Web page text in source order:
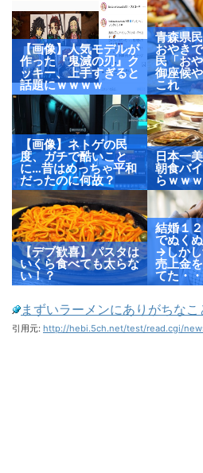
【画像】人気モデルが
作った『鬼滅の刃』ク
ッキー、上手すぎると
話題にｗｗｗｗ
青森県
おやき
民「お
御座候
これ
【画像】ネトゲの民
度、ガチで酷いこと
に…昔はめっちゃ平和
だったのに何故？
日本一
朝食バ
らｗｗ
【デブ歓喜】パスタは
いくら食べても太らな
い！？
結婚１
でぬく
→しか
売上金
てた・
まずいラーメンにありがちなこ
引用元: http://hebi.5ch.net/test/read.cgi/